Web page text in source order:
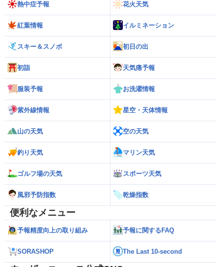
熱中症予報 花火天気
紅葉情報 イルミネーション
スキー＆スノボ 初日の出
初詣 天気痛予報
服装予報 お洗濯情報
紫外線情報 星空・天体情報
山の天気 空の天気
釣り天気 マリン天気
ゴルフ場の天気 スポーツ天気
風邪予防指数 乾燥指数
便利なメニュー
予報精度向上の取り組み 予報に関するFAQ
SORASHOP The Last 10-second